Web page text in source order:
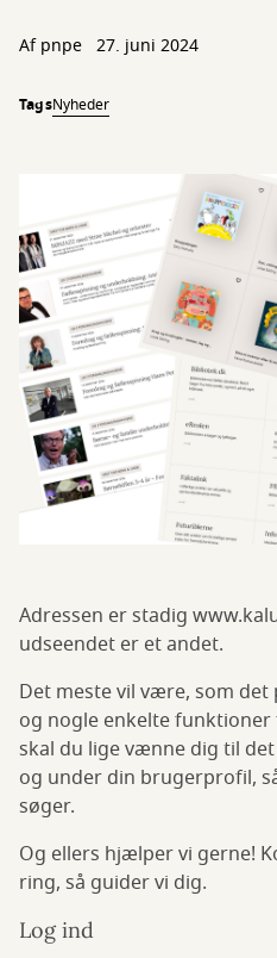
Afpnpe 27. juni 2024
TagsNyheder
Adressen er stadig
udseendet er et andet.
Det meste vil være, som
og nogle enkelte funktioner
skal du lige vænne dig til
og under din brugerprofil,
søger.
Og ellers hjælper vi gerne!
ring, så guider vi dig.
Log ind